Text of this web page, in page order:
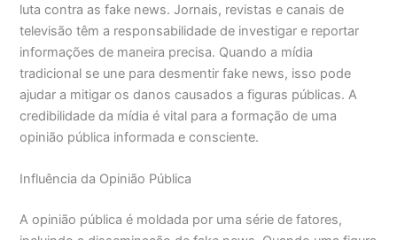
luta contra as fake news. Jornais, revistas e canais de
televisão têm a responsabilidade de investigar e reportar
informações de maneira precisa. Quando a mídia
tradicional se une para desmentir fake news, isso pode
ajudar a mitigar os danos causados a figuras públicas. A
credibilidade da mídia é vital para a formação de uma
opinião pública informada e consciente.
Influência da Opinião Pública
A opinião pública é moldada por uma série de fatores,